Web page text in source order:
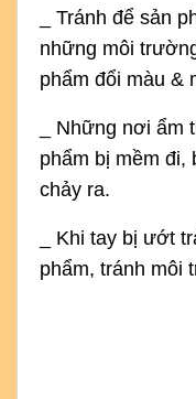
_ Tránh để sản
những môi
phẩm đổi màu &
_ Những nơi ẩm
phẩm bị mềm đi,
chảy ra.
_ Khi tay bị ướt
phẩm, tránh môi